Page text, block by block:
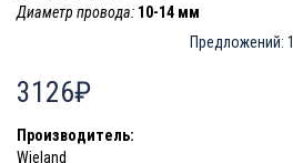
Диаметр провода: 10-14 мм
Предложений: 1
3126₽
Производитель:
Wieland